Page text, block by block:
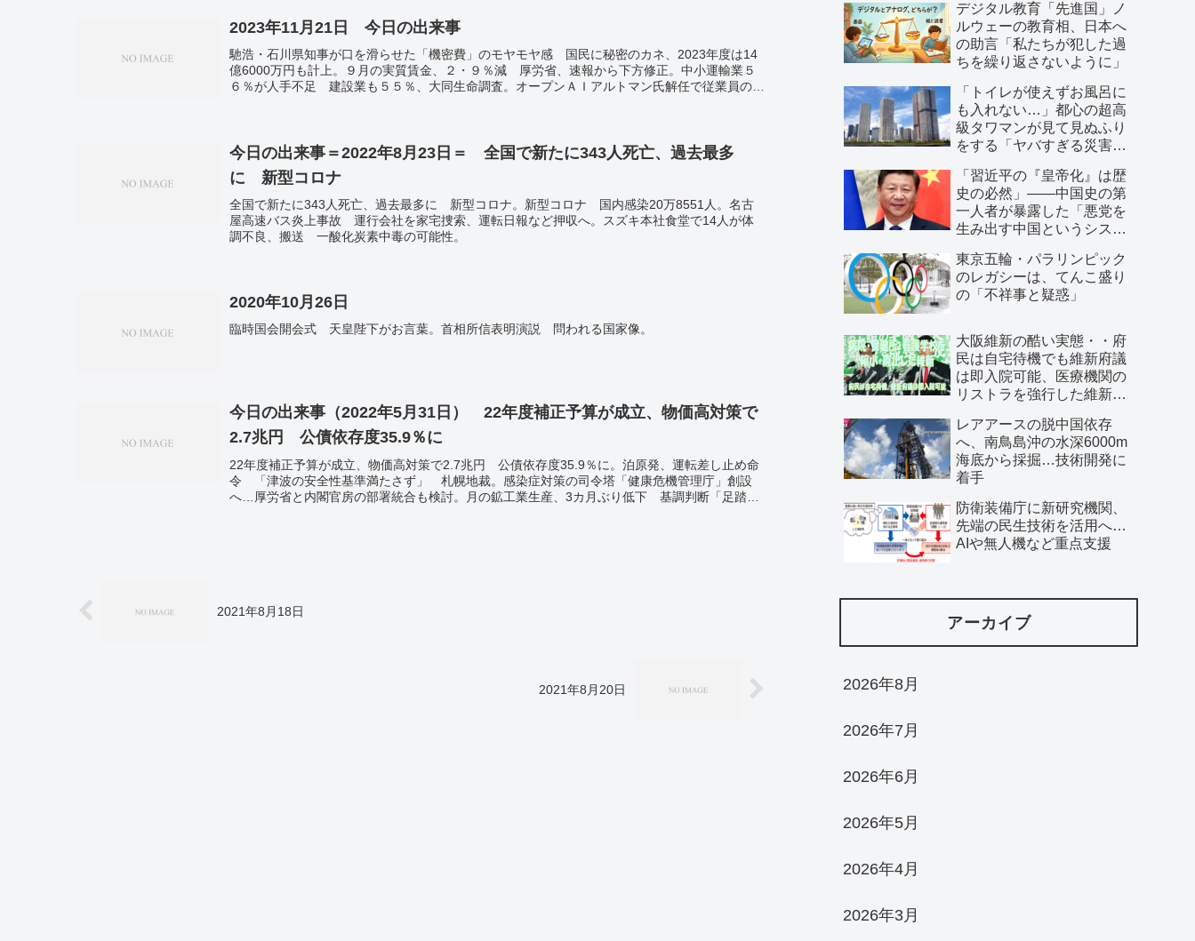
り…1～6月。香港、すし店に連日行列 反日感情盛り上がらず。北朝鮮「核攻撃訓練」、日本
ん、富士山頂に到達 不自由な脚、仲間が車いす支援。月が地球に最も近い「スーパーブルーム
ーン」今夜 東日本中心に「バッチリ見える」。
2023年11月21日 今日の出来事
馳浩・石川県知事が口を滑らせた「機密費」のモヤモヤ感 国民に秘密のカネ、2023年度は14
億6000万円も計上。９月の実質賃金、２・９％減 厚労省、速報から下方修正。中小運輸業５
６％が人手不足 建設業も５５％、大同生命調査。オープンＡＩアルトマン氏解任で従業員の９
今日の出来事＝2022年8月23日＝ 全国で新たに343人死亡、過去最多
に 新型コロナ
全国で新たに343人死亡、過去最多に 新型コロナ。新型コロナ 国内感染20万8551人。名古
屋高速バス炎上事故 運行会社を家宅捜索、運転日報など押収へ。スズキ本社食堂で14人が体
調不良、搬送 一酸化炭素中毒の可能性。
2020年10月26日
臨時国会開会式 天皇陛下がお言葉。首相所信表明演説 問われる国家像。
今日の出来事（2022年5月31日） 22年度補正予算が成立、物価高対策で
2.7兆円 公債依存度35.9％に
22年度補正予算が成立、物価高対策で2.7兆円 公債依存度35.9％に。泊原発、運転差し止め命
令 「津波の安全性基準満たさず」 札幌地裁。感染症対策の司令塔「健康危機管理庁」創設
へ…厚労省と内閣官房の部署統合も検討。月の鉱工業生産、3カ月ぶり低下 基調判断「足踏み
2021年8月18日
2021年8月20日
デジタル教育「先進国」ノ
ルウェーの教育相、日本へ
の助言「私たちが犯した過
ちを繰り返さないように」
「トイレが使えずお風呂に
も入れない…」都心の超高
級タワマンが見て見ぬふり
をする「ヤバすぎる災害リ
「習近平の『皇帝化』は歴
史の必然」――中国史の第
一人者が暴露した「悪党を
生み出す中国というシステ
東京五輪・パラリンピック
のレガシーは、てんこ盛り
の「不祥事と疑惑」
大阪維新の酷い実態・・府
民は自宅待機でも維新府議
は即入院可能、医療機関の
リストラを強行した維新、
開催…
レアアースの脱中国依存
へ、南鳥島沖の水深6000m
海底から採掘…技術開発に
着手
防衛装備庁に新研究機関、
先端の民生技術を活用へ…
AIや無人機など重点支援
アーカイブ
2026年8月
2026年7月
2026年6月
2026年5月
2026年4月
2026年3月